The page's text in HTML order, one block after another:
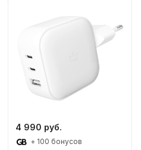
4 990 руб.
+ 100 бонусов